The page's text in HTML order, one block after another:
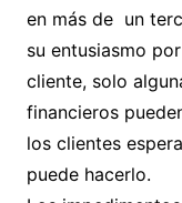
en más de un
su entusiasmo
cliente, solo
financieros
los clientes
puede hacerlo.